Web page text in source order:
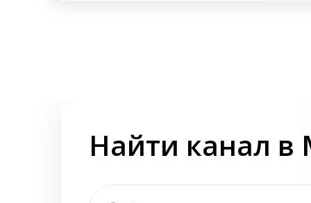
Найти канал в